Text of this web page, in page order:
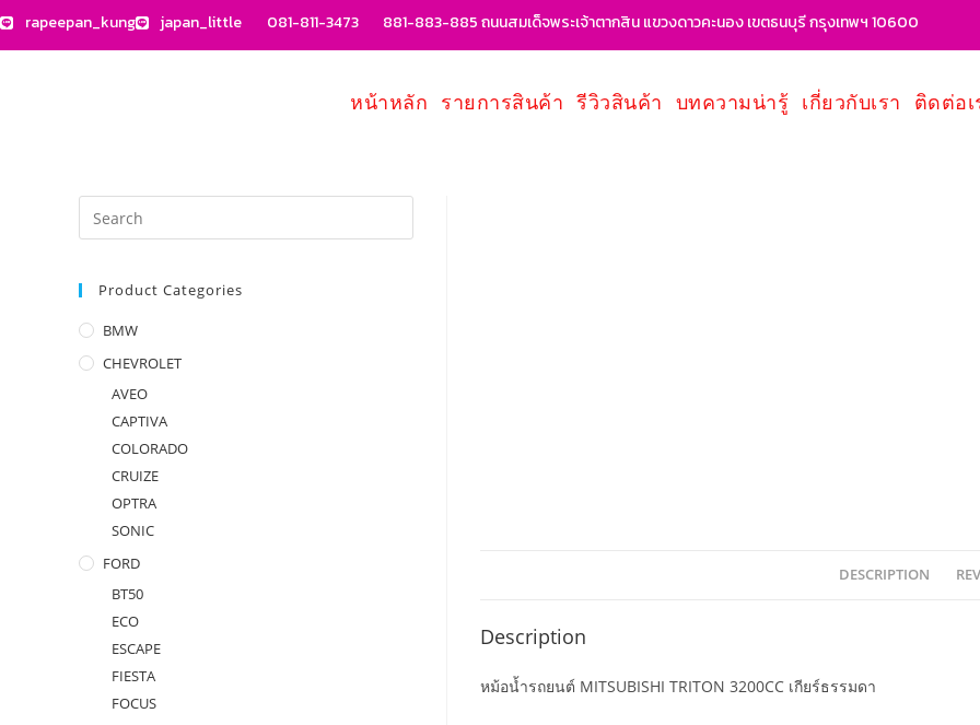
rapeepan_kung japan_little 081-811-3473 881-883-885 ถนนสมเด็จพระเจ้าตากสิน แขวงดาวคะนอง เขตธนบุรี กรุงเทพฯ 10600
หน้าหลัก รายการสินค้า รีวิวสินค้า บทความน่ารู้ เกี่ยวกับเรา ติดต่อเ
DESCRIPTION
Description
หม้อน้ำรถยนต์ MITSUBISHI TRITON 3200CC เกียร์ธรรมดา
Product Categories
BMW
CHEVROLET
AVEO
CAPTIVA
COLORADO
CRUIZE
OPTRA
SONIC
FORD
BT50
ECO
ESCAPE
FIESTA
FOCUS